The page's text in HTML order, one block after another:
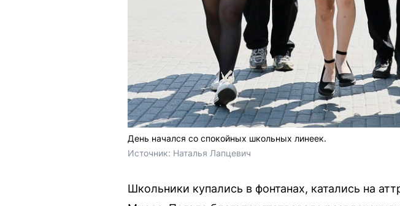
День начался со спокойных школьных линеек.
Источник: Наталья Лапцевич
Школьники купались в фонтанах, катались на